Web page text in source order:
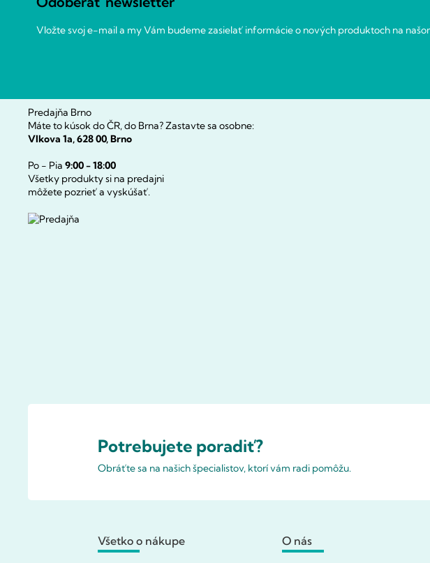
Vložte svoj e-mail a my Vám budeme zasielať informácie o nových produktoch na
Predajňa Brno
Máte to kúsok do ČR, do Brna? Zastavte sa osobne:
Vlkova 1a, 628 00, Brno
Po - Pia 9:00 - 18:00
Všetky produkty si na predajni
môžete pozrieť a vyskúšať.
Potrebujete poradiť?
Obráťte sa na našich špecialistov, ktorí vám radi pomôžu.
Všetko o nákupe O nás